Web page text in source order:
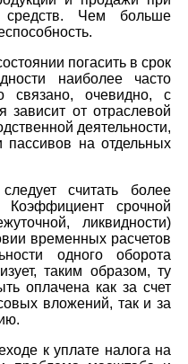
средств. Чем больше
погасить в срок
наиболее часто
связано, очевидно, с
зависит от отраслевой
деятельности,
на отдельных
считать более
Коэффициент срочной
ликвидности)
временных расчетов
одного оборота
таким образом, ту
оплачена как за счет
вложений, так и за
к уплате налога на